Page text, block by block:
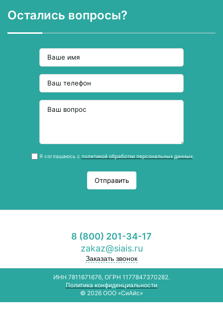
Остались вопросы?
Я соглашаюсь с политикой обработки персональных данных.
Отправить
8 (800) 201-34-17
zakaz@siais.ru
Заказать звонок
ИНН 7811671676, ОГРН 1177847370282.
Политика конфиденциальности
© 2026 ООО «СиАйс»